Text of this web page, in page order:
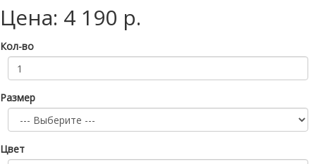
Цена: 4 190 р.
Кол-во
Размер
Цвет